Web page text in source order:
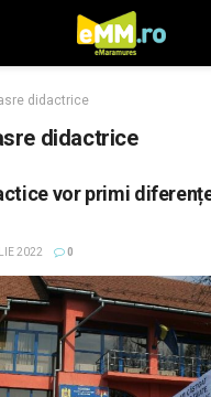
didactrice
didactrice
vor primi
2022 0